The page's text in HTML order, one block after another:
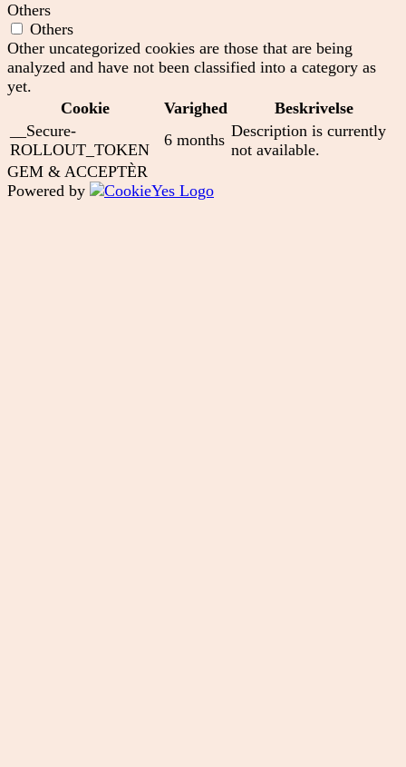
Others
Others
Other uncategorized cookies are those that are being
analyzed and have not been classified into a category as
yet.
Cookie
Varighed
Beskrivelse
__Secure-
ROLLOUT_TOKEN
6 months Description is currently
not available.
GEM & ACCEPTÈR
Powered by